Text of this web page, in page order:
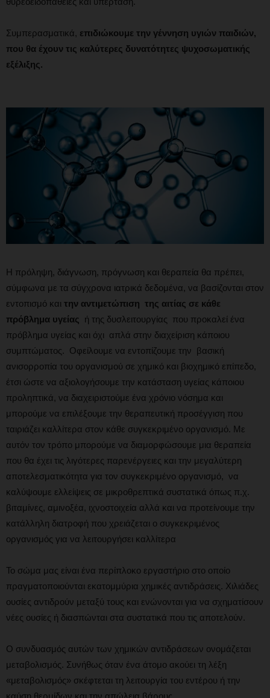
Συμπερασματικά, επιδιώκουμε την γέννηση υγιών παιδιών,
που θα έχουν τις καλύτερες δυνατότητες ψυχοσωματικής
εξέλιξης.
Η πρόληψη, διάγνωση, πρόγνωση και θεραπεία θα πρέπει,
σύμφωνα με τα σύγχρονα ιατρικά δεδομένα, να βασίζονται στον
εντοπισμό και την αντιμετώπιση της αιτίας σε κάθε
πρόβλημα υγείας
ή της δυσλειτουργίας που προκαλεί ένα
πρόβλημα υγείας και όχι απλά στην διαχείριση κάποιου
συμπτώματος. Οφείλουμε να εντοπίζουμε την βασική
ανισορροπία του οργανισμού σε χημικό και βιοχημικό επίπεδο,
έτσι ώστε να αξιολογήσουμε την κατάσταση υγείας κάποιου
προληπτικά, να διαχειριστούμε ένα χρόνιο νόσημα και
μπορούμε να επιλέξουμε την θεραπευτική προσέγγιση που
ταιριάζει καλλίτερα στον κάθε συγκεκριμένο οργανισμό. Με
αυτόν τον τρόπο μπορούμε να διαμορφώσουμε μια θεραπεία
που θα έχει τις λιγότερες παρενέργειες και την μεγαλύτερη
αποτελεσματικότητα για τον συγκεκριμένο οργανισμό, να
καλύψουμε ελλείψεις σε μικροθρεπτικά συστατικά όπως π.χ.
βιταμίνες, αμινοξέα, ιχνοστοιχεία αλλά και να προτείνουμε την
κατάλληλη διατροφή που χρειάζεται ο συγκεκριμένος
οργανισμός για να λειτουργήσει καλλίτερα
Το σώμα μας είναι ένα περίπλοκο εργαστήριο στο οποίο
πραγματοποιούνται εκατομμύρια χημικές αντιδράσεις. Χιλιάδες
ουσίες αντιδρούν μεταξύ τους και ενώνονται για να σχηματίσουν
νέες ουσίες ή διασπώνται στα συστατικά που τις αποτελούν.
Ο συνδυασμός αυτών των χημικών αντιδράσεων ονομάζεται
μεταβολισμός. Συνήθως όταν ένα άτομο ακούει τη λέξη
«μεταβολισμός» σκέφτεται τη λειτουργία του εντέρου ή την
καύση θερμίδων και την απώλεια βάρους.